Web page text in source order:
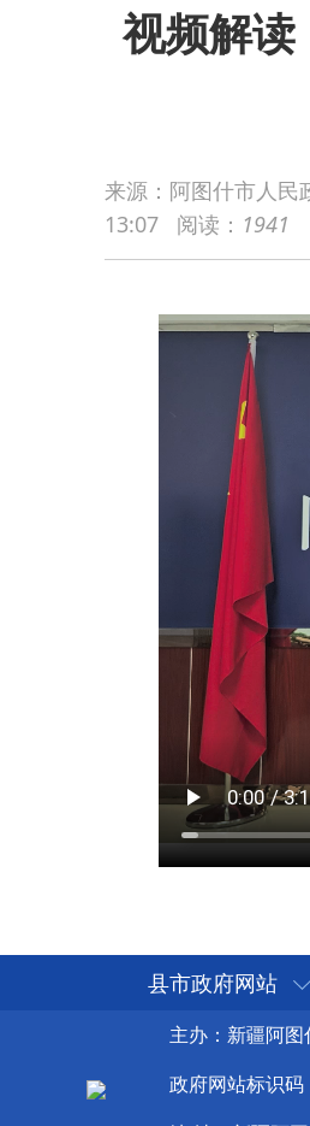
视频解
来源：阿图什市人民
13:07
阅读： 1941
县市政府网站
主办：新疆阿
政府网站标识码